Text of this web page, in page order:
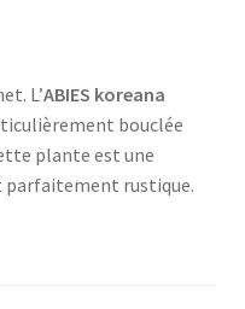
L’ABIES koreana
bouclée
plante est une
rustique.